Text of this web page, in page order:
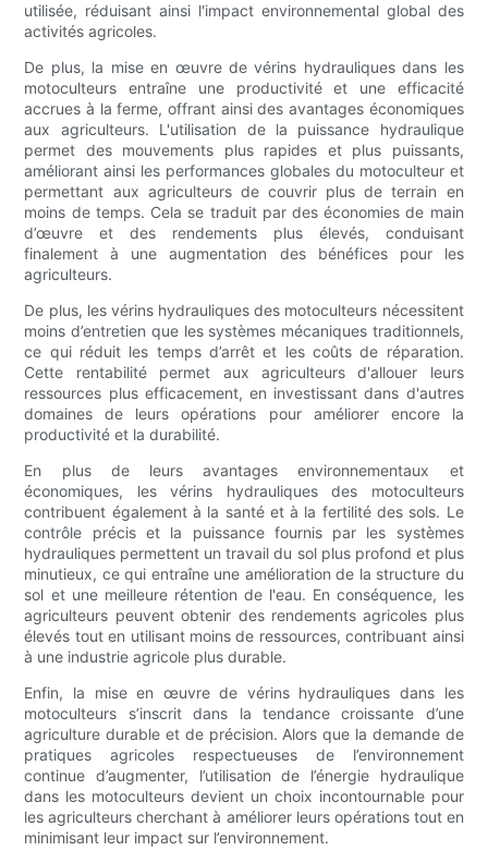
utilisée, réduisant ainsi l'impact environnemental global des
activités agricoles.
De plus, la mise en œuvre de vérins hydrauliques dans les
motoculteurs entraîne une productivité et une efficacité
accrues à la ferme, offrant ainsi des avantages économiques
aux agriculteurs. L'utilisation de la puissance hydraulique
permet des mouvements plus rapides et plus puissants,
améliorant ainsi les performances globales du motoculteur et
permettant aux agriculteurs de couvrir plus de terrain en
moins de temps. Cela se traduit par des économies de main
d’œuvre et des rendements plus élevés, conduisant
finalement à une augmentation des bénéfices pour les
agriculteurs.
De plus, les vérins hydrauliques des motoculteurs nécessitent
moins d’entretien que les systèmes mécaniques traditionnels,
ce qui réduit les temps d’arrêt et les coûts de réparation.
Cette rentabilité permet aux agriculteurs d'allouer leurs
ressources plus efficacement, en investissant dans d'autres
domaines de leurs opérations pour améliorer encore la
productivité et la durabilité.
En plus de leurs avantages environnementaux et
économiques, les vérins hydrauliques des motoculteurs
contribuent également à la santé et à la fertilité des sols. Le
contrôle précis et la puissance fournis par les systèmes
hydrauliques permettent un travail du sol plus profond et plus
minutieux, ce qui entraîne une amélioration de la structure du
sol et une meilleure rétention de l'eau. En conséquence, les
agriculteurs peuvent obtenir des rendements agricoles plus
élevés tout en utilisant moins de ressources, contribuant ainsi
à une industrie agricole plus durable.
Enfin, la mise en œuvre de vérins hydrauliques dans les
motoculteurs s’inscrit dans la tendance croissante d’une
agriculture durable et de précision. Alors que la demande de
pratiques agricoles respectueuses de l’environnement
continue d’augmenter, l’utilisation de l’énergie hydraulique
dans les motoculteurs devient un choix incontournable pour
les agriculteurs cherchant à améliorer leurs opérations tout en
minimisant leur impact sur l’environnement.